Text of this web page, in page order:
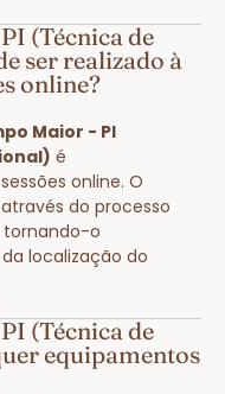
(Técnica de
ser realizado à
online?
Maior - PI
é
online. O
do processo
tornando-o
localização do
(Técnica de
equipamentos